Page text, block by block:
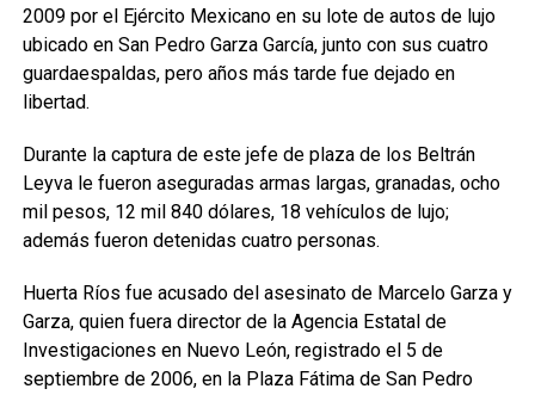
2009 por el Ejército Mexicano en su lote de autos de lujo
ubicado en San Pedro Garza García, junto con sus cuatro
guardaespaldas, pero años más tarde fue dejado en
libertad.
Durante la captura de este jefe de plaza de los Beltrán
Leyva le fueron aseguradas armas largas, granadas, ocho
mil pesos, 12 mil 840 dólares, 18 vehículos de lujo;
además fueron detenidas cuatro personas.
Huerta Ríos fue acusado del asesinato de Marcelo Garza y
Garza, quien fuera director de la Agencia Estatal de
Investigaciones en Nuevo León, registrado el 5 de
septiembre de 2006, en la Plaza Fátima de San Pedro